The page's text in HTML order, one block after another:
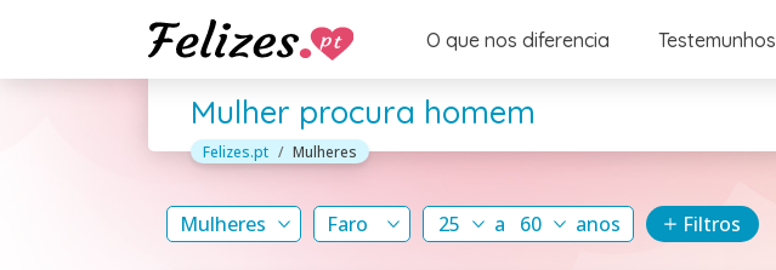
O que nos diferencia Testemunhos
Mulher procura homem
Felizes.pt Mulheres
Mulheres Faro 25 a 60 anos Filtros